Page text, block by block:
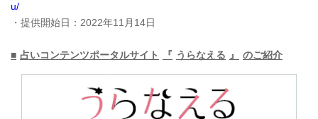
u/
・提供開始日：2022年11月14日
■ 占いコンテンツポータルサイト 『 うらなえる 』 のご紹介